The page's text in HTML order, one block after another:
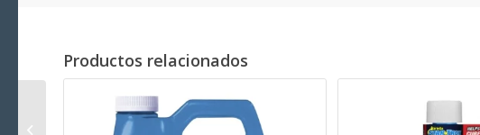
Productos relacionados
Star Brite Premium
Teak Brightener Step 2